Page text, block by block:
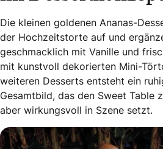
Die kleinen goldenen Ananas-
der Hochzeitstorte auf und
geschmacklich mit Vanille und
mit kunstvoll dekorierten Mini-
weiteren Desserts entsteht ein
Gesamtbild, das den Sweet Table
aber wirkungsvoll in Szene setzt.